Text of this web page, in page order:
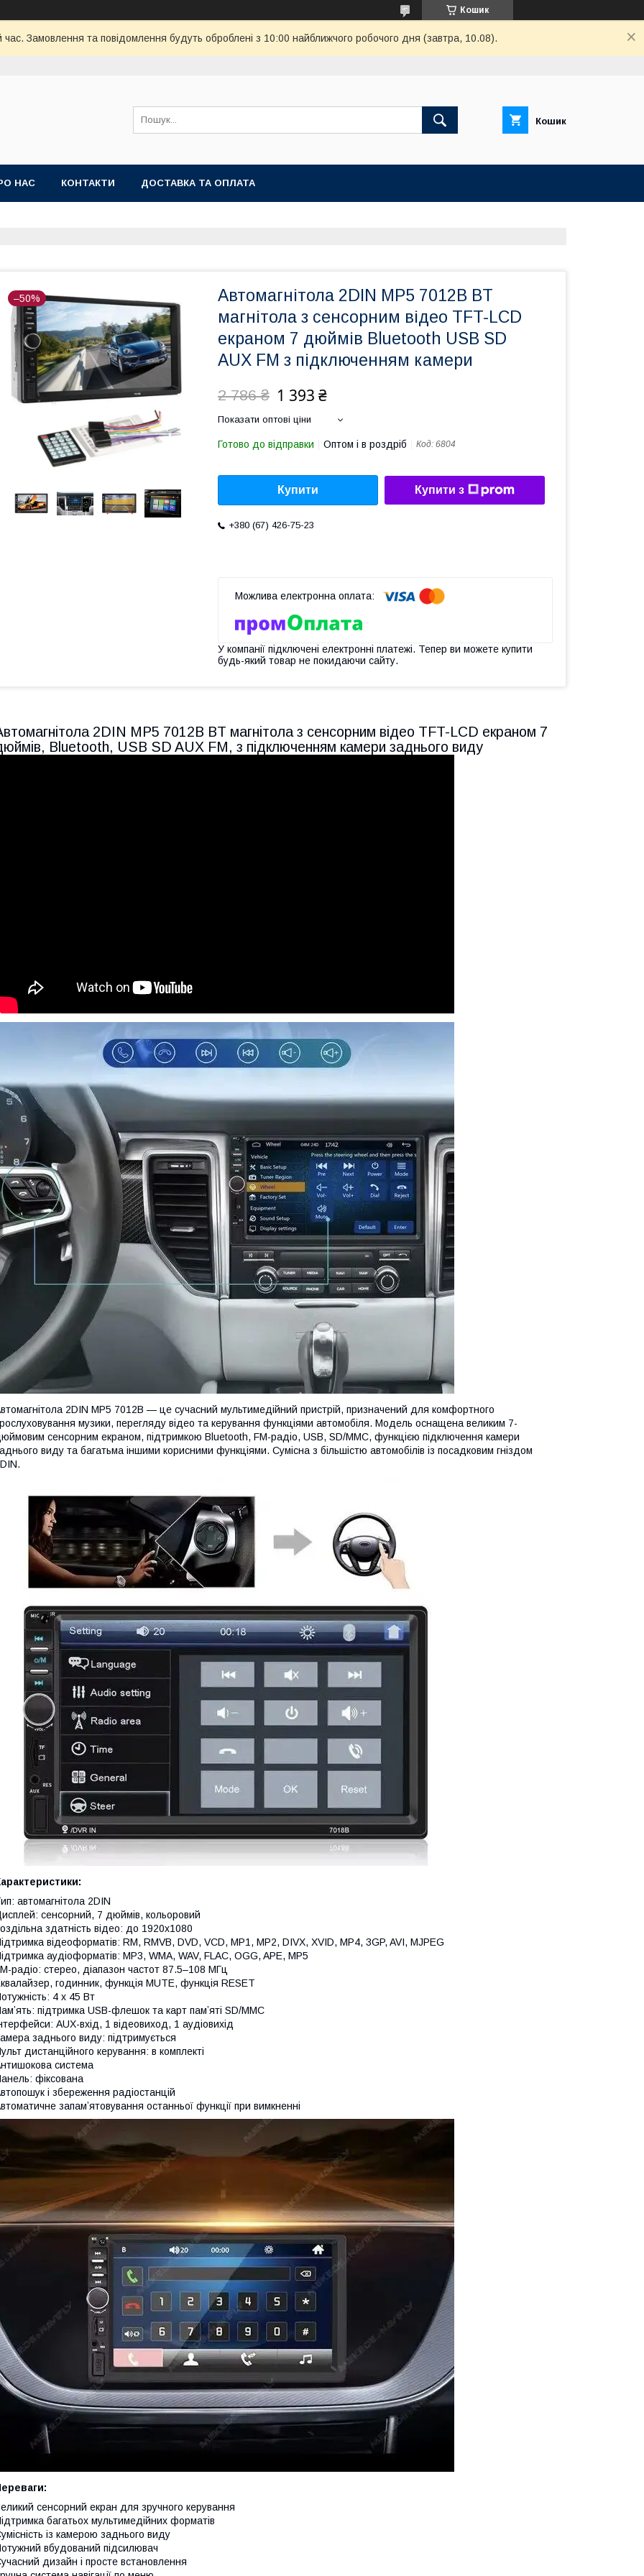
Кошик
час. Замовлення та повідомлення будуть оброблені з 10:00 найближчого робочого дня (завтра, 10.08).
Кошик
НАС КОНТАКТИ ДОСТАВКА ТА ОПЛАТА
–50%
Автомагнітола 2DIN MP5 7012B BT
магнітола з сенсорним відео TFT-LCD
екраном 7 дюймів Bluetooth USB SD
AUX FM з підключенням камери
2 786 ₴ 1 393 ₴
Показати оптові ціни
Готово до відправки Оптом і в роздріб Код: 6804
Купити Купити з
+380 (67) 426-75-23
У компанії підключені електронні платежі. Тепер ви можете купити
будь-який товар не покидаючи сайту.
2DIN MP5 7012B BT магнітола з сенсорним відео TFT-LCD екраном 7
Bluetooth, USB SD AUX FM, з підключенням камери заднього виду
2DIN MP5 7012B — це сучасний мультимедійний пристрій, призначений для комфортного
музики, перегляду відео та керування функціями автомобіля. Модель оснащена великим 7-
сенсорним екраном, підтримкою Bluetooth, FM-радіо, USB, SD/MMC, функцією підключення камери
виду та багатьма іншими корисними функціями. Сумісна з більшістю автомобілів із посадковим гніздом
автомагнітола 2DIN
сенсорний, 7 дюймів, кольоровий
здатність відео: до 1920x1080
відеоформатів: RM, RMVB, DVD, VCD, MP1, MP2, DIVX, XVID, MP4, 3GP, AVI, MJPEG
аудіоформатів: MP3, WMA, WAV, FLAC, OGG, APE, MP5
радіо: стерео, діапазон частот 87.5–108 МГц
годинник, функція MUTE, функція RESET
4 x 45 Вт
підтримка USB-флешок та карт памʼяті SD/MMC
AUX-вхід, 1 відеовиход, 1 аудіовихід
заднього виду: підтримується
дистанційного керування: в комплекті
система
фіксована
і збереження радіостанцій
запамʼятовування останньої функції при вимкненні
сенсорний екран для зручного керування
багатьох мультимедійних форматів
із камерою заднього виду
вбудований підсилювач
дизайн і просте встановлення